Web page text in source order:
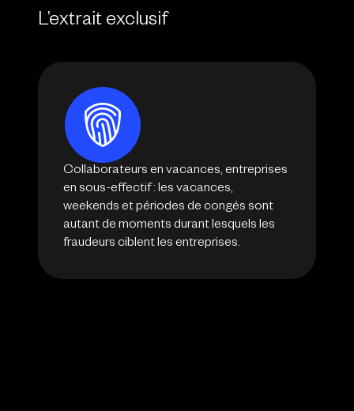
L’extrait exclusif
Collaborateurs en vacances, entreprises
en sous-effectif : les vacances,
weekends et périodes de congés sont
autant de moments durant lesquels les
fraudeurs ciblent les entreprises.